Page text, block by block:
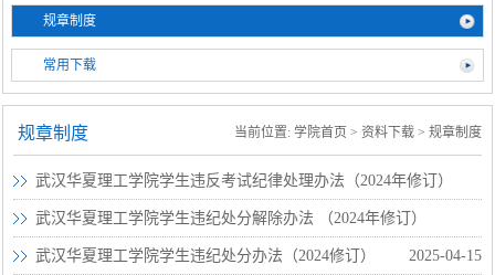
规章制度
常用下载
规章制度 当前位置: 学院首页> 资料下载> 规章制度
武汉华夏理工学院学生违反考试纪律处理办法（2024年修订）
2025-04-15
武汉华夏理工学院学生违纪处分解除办法 （2024年修订）
2025-04-15
武汉华夏理工学院学生违纪处分办法（2024修订） 2025-04-15